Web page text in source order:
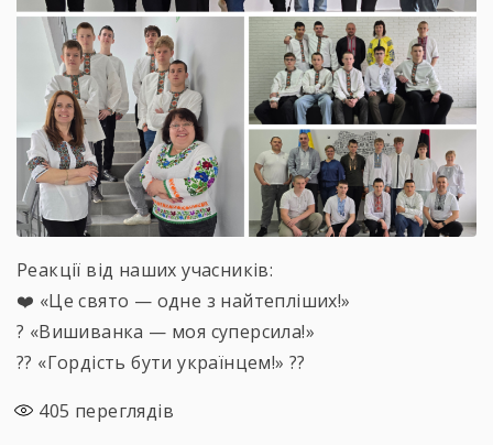
Реакції від наших учасників:
❤️ «Це свято — одне з найтепліших!»
? «Вишиванка — моя суперсила!»
?? «Гордість бути українцем!» ??
405 переглядів